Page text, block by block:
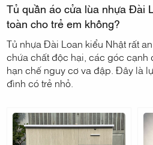
Tủ quần áo cửa lùa nhựa Đài
toàn cho trẻ em không?
Tủ nhựa Đài Loan kiểu Nhật rất
chứa chất độc hại, các góc cạnh
hạn chế nguy cơ va đập. Đây là
đình có trẻ nhỏ.